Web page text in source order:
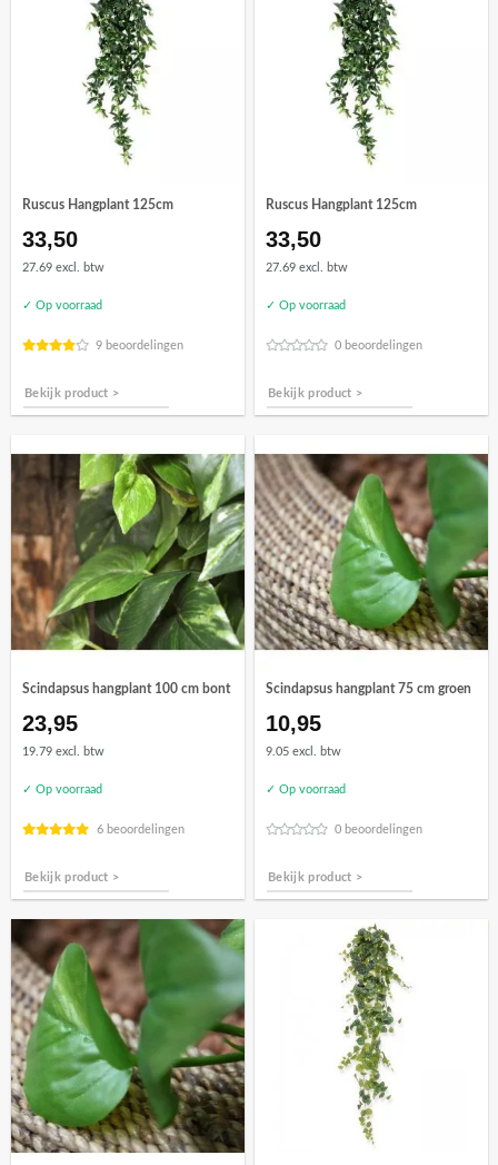
Ruscus Hangplant 125cm
33,50
27.69 excl. btw
✓ Op voorraad
9 beoordelingen
Bekijk product >
Ruscus Hangplant 125cm
33,50
27.69 excl. btw
✓ Op voorraad
0 beoordelingen
Bekijk product >
Scindapsus hangplant 100 cm bont
23,95
19.79 excl. btw
✓ Op voorraad
6 beoordelingen
Bekijk product >
Scindapsus hangplant 75 cm groen
10,95
9.05 excl. btw
✓ Op voorraad
0 beoordelingen
Bekijk product >